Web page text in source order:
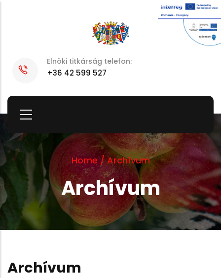
Elnöki titkárság telefon:
+36 42 599 527
Home / Archívum
Archívum
Archívum